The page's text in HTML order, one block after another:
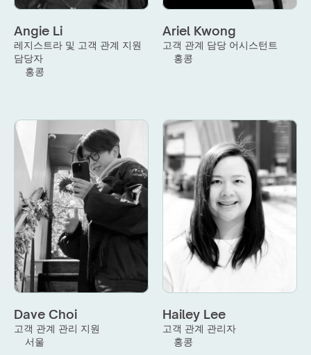
Angie Li
레지스트라 및 고객 관계 지원
담당자
홍콩
Ariel Kwong
고객 관계 담당 어시스턴트
홍콩
Dave Choi
고객 관계 관리 지원
서울
Hailey Lee
고객 관계 관리자
홍콩